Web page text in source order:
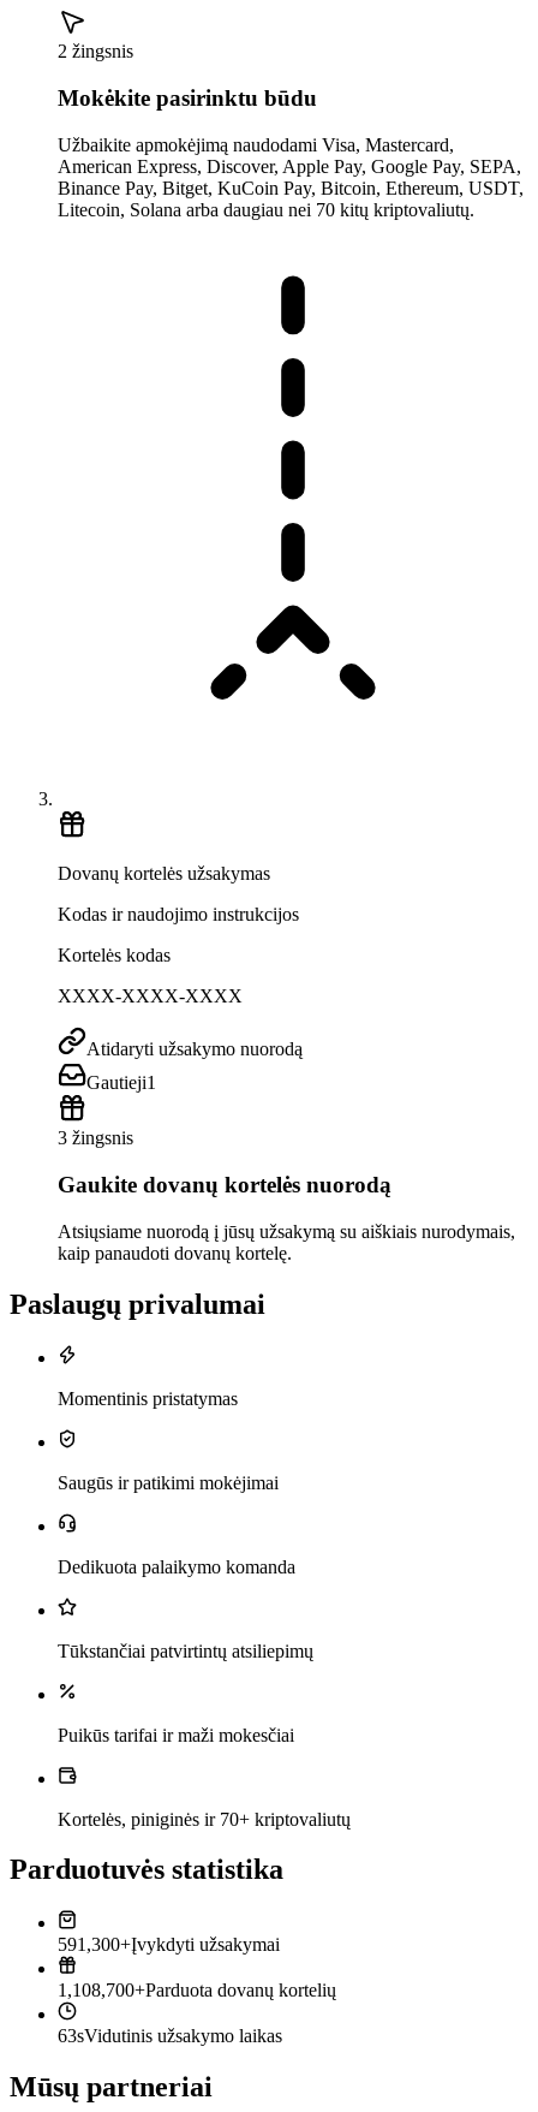
2 žingsnis
Mokėkite pasirinktu būdu
Užbaikite apmokėjimą naudodami Visa, Mastercard,
American Express, Discover, Apple Pay, Google Pay, SEPA,
Binance Pay, Bitget, KuCoin Pay, Bitcoin, Ethereum, USDT,
Litecoin, Solana arba daugiau nei 70 kitų kriptovaliutų.
Dovanų kortelės užsakymas
Kodas ir naudojimo instrukcijos
Kortelės kodas
XXXX-XXXX-XXXX
Atidaryti užsakymo nuorodą
Gautieji1
3 žingsnis
Gaukite dovanų kortelės nuorodą
Atsiųsiame nuorodą į jūsų užsakymą su aiškiais nurodymais,
kaip panaudoti dovanų kortelę.
Paslaugų privalumai
Momentinis pristatymas
Saugūs ir patikimi mokėjimai
Dedikuota palaikymo komanda
Tūkstančiai patvirtintų atsiliepimų
Puikūs tarifai ir maži mokesčiai
Kortelės, piniginės ir 70+ kriptovaliutų
Parduotuvės statistika
591,300+Įvykdyti užsakymai
1,108,700+Parduota dovanų kortelių
63sVidutinis užsakymo laikas
Mūsų partneriai